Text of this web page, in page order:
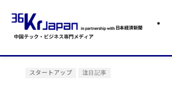
スタートアップ 注目記事